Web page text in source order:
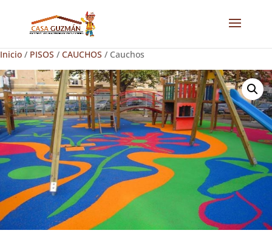
Inicio / PISOS / CAUCHOS / Cauchos